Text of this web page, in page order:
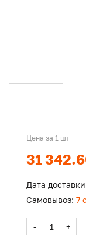
Цена за 1 шт
31
Дата
Самовывоз: 7
- +